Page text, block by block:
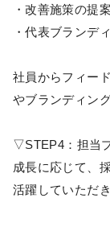
・改善施策の提案
・代表ブランデ
社員からフィー
やブランディン
▽STEP4：担当
成長に応じて、
活躍していただき